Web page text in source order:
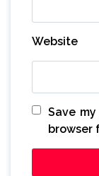
Website
Save
browser